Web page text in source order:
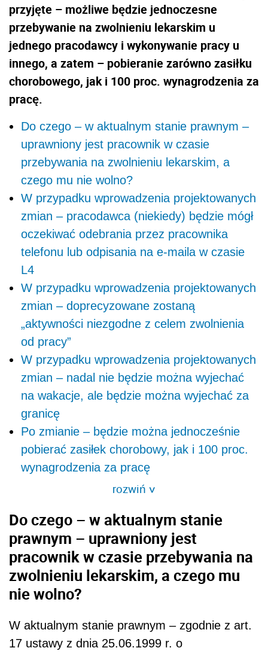
przyjęte – możliwe będzie jednoczesne
przebywanie na zwolnieniu lekarskim u
jednego pracodawcy i wykonywanie pracy u
innego, a zatem – pobieranie zarówno zasiłku
chorobowego, jak i 100 proc. wynagrodzenia za
pracę.
Do czego – w aktualnym stanie prawnym –
uprawniony jest pracownik w czasie
przebywania na zwolnieniu lekarskim, a
czego mu nie wolno?
W przypadku wprowadzenia projektowanych
zmian – pracodawca (niekiedy) będzie mógł
oczekiwać odebrania przez pracownika
telefonu lub odpisania na e-maila w czasie
L4
W przypadku wprowadzenia projektowanych
zmian – doprecyzowane zostaną
„aktywności niezgodne z celem zwolnienia
od pracy”
W przypadku wprowadzenia projektowanych
zmian – nadal nie będzie można wyjechać
na wakacje, ale będzie można wyjechać za
granicę
Po zmianie – będzie można jednocześnie
pobierać zasiłek chorobowy, jak i 100 proc.
wynagrodzenia za pracę
rozwiń>
Do czego – w aktualnym stanie
prawnym – uprawniony jest
pracownik w czasie przebywania na
zwolnieniu lekarskim, a czego mu
nie wolno?
W aktualnym stanie prawnym – zgodnie z art.
17 ustawy z dnia 25.06.1999 r. o